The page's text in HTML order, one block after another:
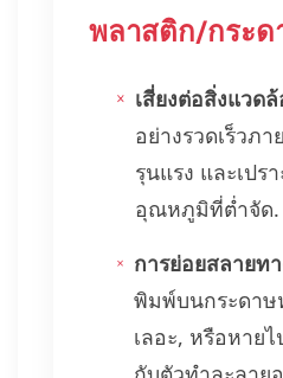
พลาสติก/กระด
เสี่ยงต่อสิ่งแวด
อย่างรวดเร็วภ
รุนแรง และเปร
อุณหภูมิที่ต่ำจัด.
การย่อยสลายท
พิมพ์บนกระดาษ
เลอะ, หรือหาย